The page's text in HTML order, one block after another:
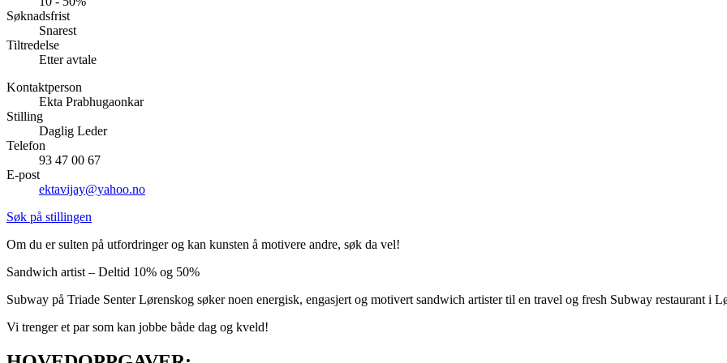
Aktiviteter
Tilbud
Inspirasjon
Søk
Praktisk informasjon
Søknadsfrist
Snarest
Tiltredelse
Etter avtale
Kontaktperson
Ekta Prabhugaonkar
Stilling
Daglig Leder
Telefon
93 47 00 67
E-post
ektavijay@yahoo.no
Søk på stillingen
Om du er sulten på utfordringer og kan kunsten å motivere andre, søk da vel!
Sandwich artist – Deltid 10% og 50%
Subway på Triade Senter Lørenskog søker noen energisk, engasjert og motivert sandwich artister til en travel og fresh Subway restaurant i
Vi trenger et par som kan jobbe både dag og kveld!